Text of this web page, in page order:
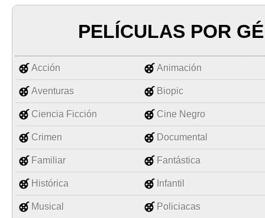
PELÍCULAS POR
Acción Animación
Aventuras Biopic
Ciencia Ficción Cine Negro
Crimen Documental
Familiar Fantástica
Histórica Infantil
Musical Policiacas